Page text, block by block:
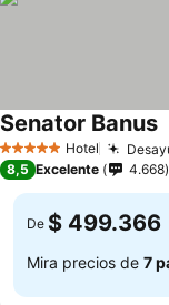
5 Estrellas Hotel
Senator Banus
8,5 Excelente 4.668
De $ 499.366
Mira precios de 7